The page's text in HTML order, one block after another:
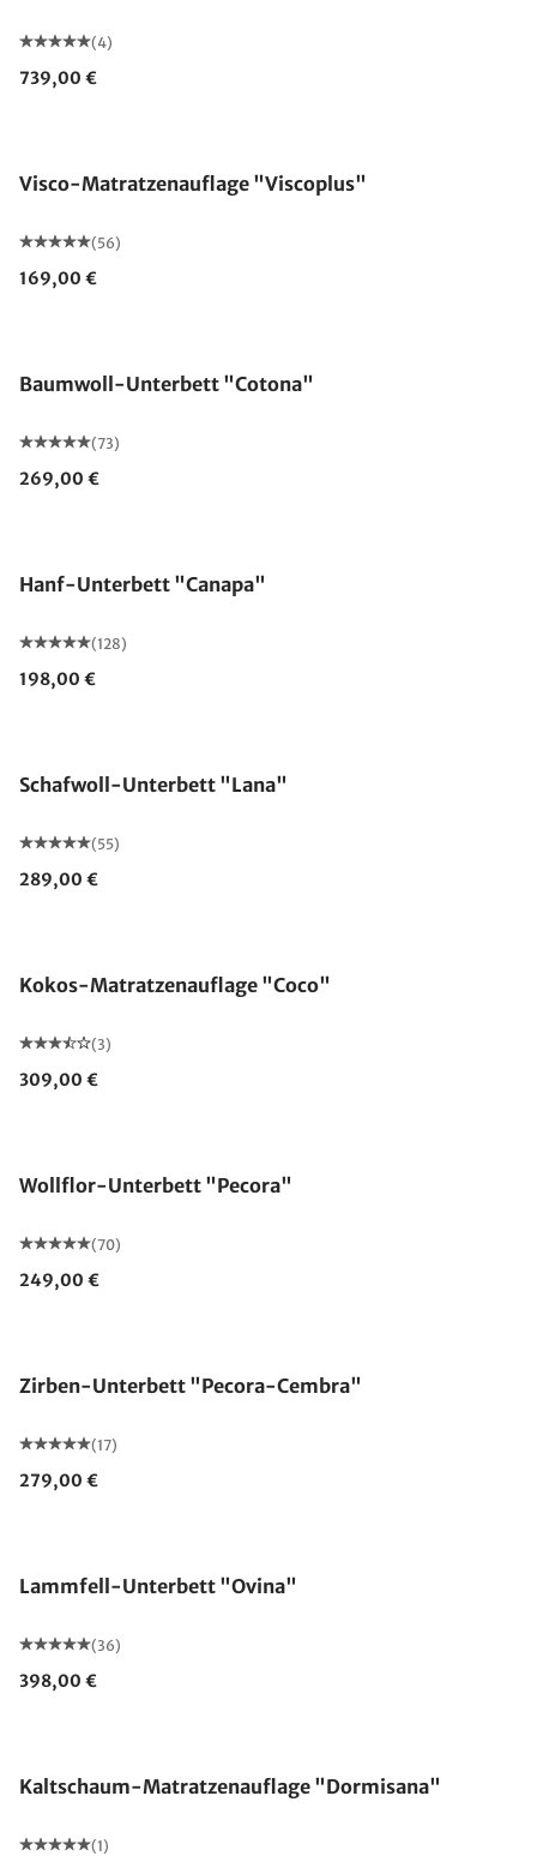
(4)
739,00 €
Visco-Matratzenauflage "Viscoplus"
(56)
169,00 €
Baumwoll-Unterbett "Cotona"
(73)
269,00 €
Hanf-Unterbett "Canapa"
(128)
198,00 €
Schafwoll-Unterbett "Lana"
(55)
289,00 €
Kokos-Matratzenauflage "Coco"
(3)
309,00 €
Wollflor-Unterbett "Pecora"
(70)
249,00 €
Zirben-Unterbett "Pecora-Cembra"
(17)
279,00 €
Lammfell-Unterbett "Ovina"
(36)
398,00 €
Kaltschaum-Matratzenauflage "Dormisana"
(1)